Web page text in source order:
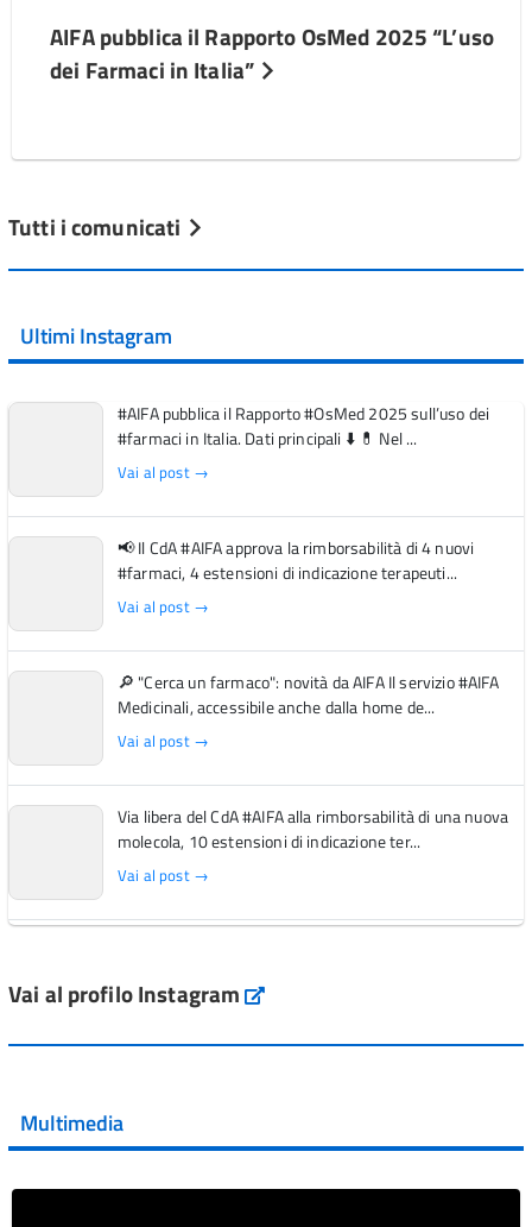
AIFA pubblica il Rapporto OsMed 2025 “L’uso
dei Farmaci in Italia”
Tutti i comunicati
Ultimi Instagram
#AIFA pubblica il Rapporto #OsMed 2025 sull’uso dei
#farmaci in Italia. Dati principali ⬇️ 💊 Nel ...
Vai al post →
📢 Il CdA #AIFA approva la rimborsabilità di 4 nuovi
#farmaci, 4 estensioni di indicazione terapeuti...
Vai al post →
🔎 "Cerca un farmaco": novità da AIFA Il servizio #AIFA
Medicinali, accessibile anche dalla home de...
Vai al post →
Via libera del CdA #AIFA alla rimborsabilità di una nuova
molecola, 10 estensioni di indicazione ter...
Vai al post →
Vai al post →
Vai al post →
Vai al profilo Instagram Instagram
Multimedia